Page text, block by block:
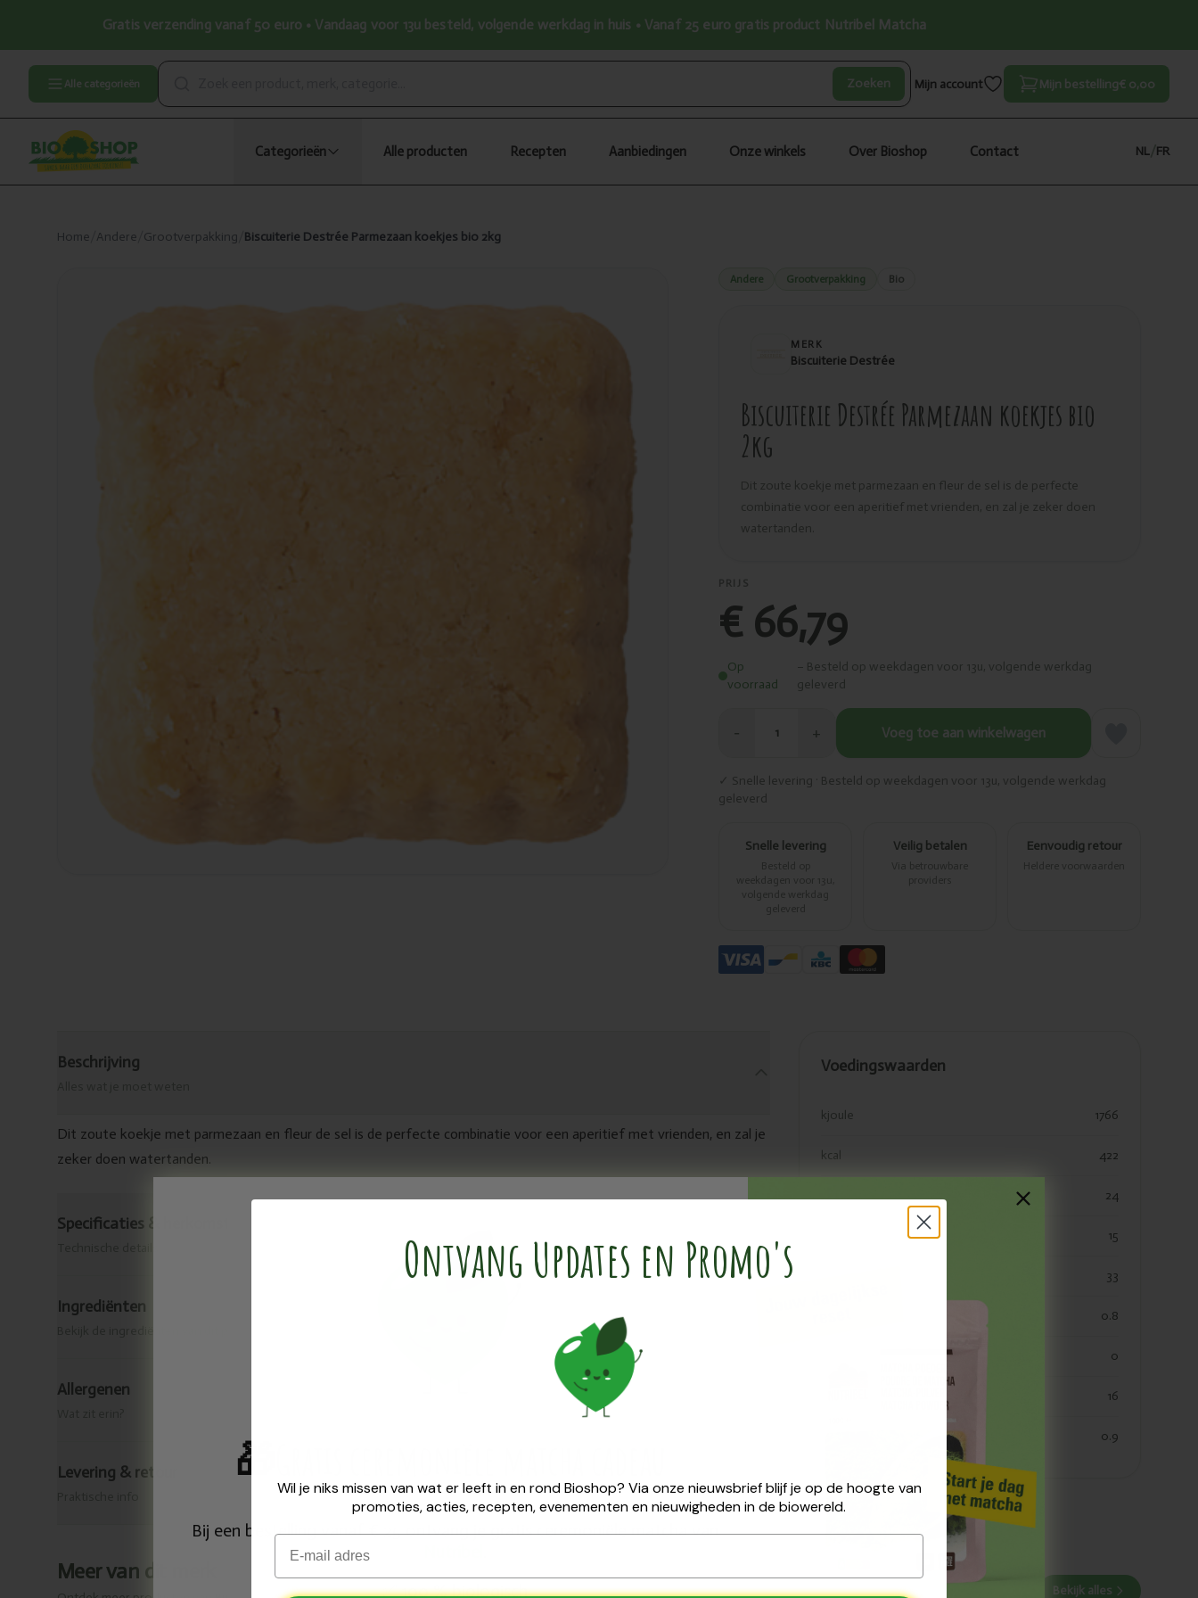
Gratis verzending vanaf 50 euro • Vandaag voor 13u besteld, volgende werkdag in huis • Vanaf 25 euro gratis product Nutribel Matcha
Alle categorieën Zoeken Mijn account Mijn bestelling€ 0,00
Categorieën Alle producten Recepten Aanbiedingen Onze winkels Over Bioshop Contact NL FR
Home Andere Grootverpakking Biscuiterie Destrée Parmezaan koekjes bio 2kg
Andere Grootverpakking Bio
MERK
Biscuiterie Destrée
Biscuiterie Destrée Parmezaan koekjes bio
2kg
Dit zoute koekje met parmezaan en fleur de sel is de perfecte
combinatie voor een aperitief met vrienden, en zal je zeker doen
watertanden.
PRIJS
€ 66,79
Op
voorraad
– Besteld op weekdagen voor 13u, volgende werkdag
geleverd
− 1 + Voeg toe aan winkelwagen
✓ Snelle levering · Besteld op weekdagen voor 13u, volgende werkdag
geleverd
Snelle levering
Besteld op
weekdagen voor 13u,
volgende werkdag
geleverd
Veilig betalen
Via betrouwbare
providers
Eenvoudig retour
Heldere voorwaarden
Beschrijving
Dit zoute koekje met parmezaan en fleur de sel is de perfecte combinatie voor een aperitief met vrienden, en zal je
zeker doen watertanden.
Specificaties & herkomst
Ingrediënten
Allergenen
Levering & retour
Voedingswaarden
kjoule 1766
kcal 422
24
verzadigde vetten 15
33
0.8
0
16
0.9
Meer van dit merk
Bekijk alles
🎁
Bij een bestelling vanaf € 25 ontvang je gratis ceremoniële matcha van
✅100 % biologisch
Ontvang Updates en Promo's
Wil je niks missen van wat er leeft in en rond Bioshop? Via onze nieuwsbrief blijf je op de hoogte van
promoties, acties, recepten, evenementen en nieuwigheden in de biowereld.
Email